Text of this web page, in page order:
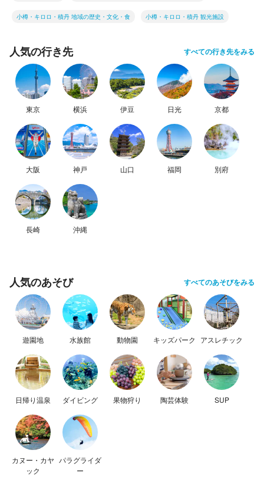
小樽・キロロ・積丹 地域の歴史・文化・食 小樽・キロロ・積丹 観光施設
人気の行き先 すべての行き先をみる
東京 横浜 伊豆 日光 京都
大阪 神戸 山口 福岡 別府
長崎 沖縄
人気のあそび すべてのあそびをみる
遊園地 水族館 動物園 キッズパーク アスレチック
日帰り温泉 ダイビング 果物狩り 陶芸体験 SUP
カヌー・カヤ
ック
パラグライダ
ー